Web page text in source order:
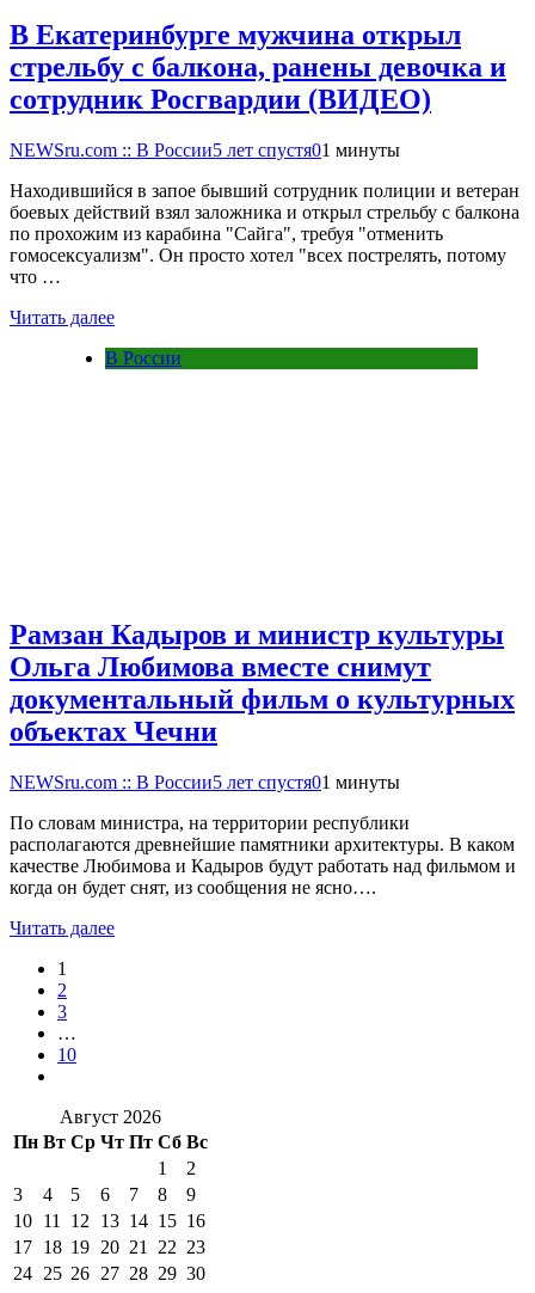
В Екатеринбурге мужчина открыл
стрельбу с балкона, ранены девочка и
сотрудник Росгвардии (ВИДЕО)
NEWSru.com :: В России5 лет спустя01 минуты
Находившийся в запое бывший сотрудник полиции и ветеран
боевых действий взял заложника и открыл стрельбу с балкона
по прохожим из карабина "Сайга", требуя "отменить
гомосексуализм". Он просто хотел "всех пострелять, потому
что …
Читать далее
В России
Рамзан Кадыров и министр культуры
Ольга Любимова вместе снимут
документальный фильм о культурных
объектах Чечни
NEWSru.com :: В России5 лет спустя01 минуты
По словам министра, на территории республики
располагаются древнейшие памятники архитектуры. В каком
качестве Любимова и Кадыров будут работать над фильмом и
когда он будет снят, из сообщения не ясно….
Читать далее
1
2
3
…
10
Август 2026
Пн Вт Ср Чт Пт Сб Вс
1
2
3
4 5 6 7 8
9
10 11 12 13 14 15 16
17 18 19 20 21 22 23
24 25 26 27 28 29 30